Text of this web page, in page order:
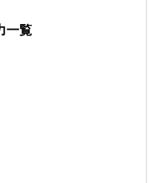
一覧